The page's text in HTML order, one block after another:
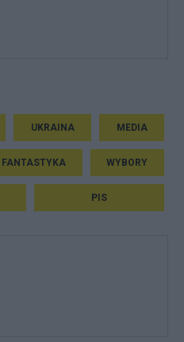
UKRAINA MEDIA
FANTASTYKA WYBORY
PIS